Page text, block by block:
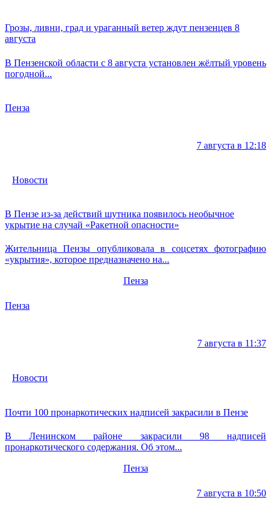
Грозы, ливни, град и ураганный ветер ждут пензенцев 8
августа
В Пензенской области с 8 августа установлен жёлтый уровень
погодной...
Пенза
7 августа в 12:18
Новости
В Пензе из-за действий шутника появилось необычное
укрытие на случай «Ракетной опасности»
Жительница Пензы опубликовала в соцсетях фотографию
«укрытия», которое предназначено на...
Пенза
Пенза
7 августа в 11:37
Новости
Почти 100 пронаркотических надписей закрасили в Пензе
В Ленинском районе закрасили 98 надписей
пронаркотического содержания. Об этом...
Пенза
7 августа в 10:50